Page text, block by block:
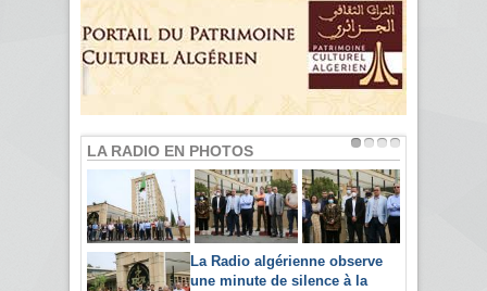
LA RADIO EN PHOTOS
La Radio algérienne observe
une minute de silence à la